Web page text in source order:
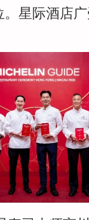
星际酒店